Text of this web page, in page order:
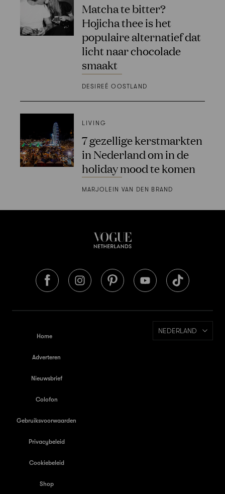
Matcha te bitter?
Hojicha thee is het
populaire alternatief dat
licht naar chocolade
smaakt
DESIREÉ OOSTLAND
LIVING
7 gezellige kerstmarkten
in Nederland om in de
holiday mood te komen
MARJOLEIN VAN DEN BRAND
Home
Adverteren
Nieuwsbrief
Colofon
Gebruiksvoorwaarden
Privacybeleid
Cookiebeleid
Shop
NEDERLAND